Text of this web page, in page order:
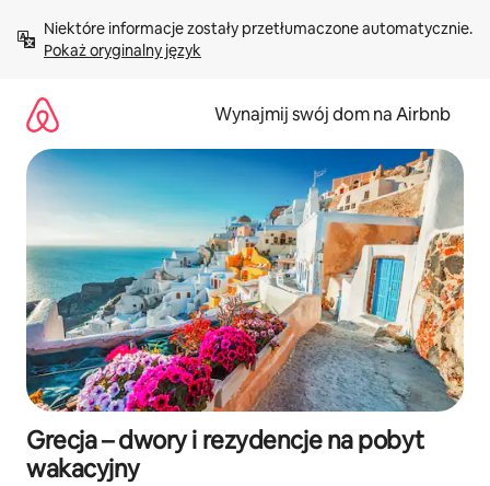
treści Pokaż oryginalny język
Wynajmij swój dom na Airbnb
Grecja – dwory i rezydencje na pobyt
wakacyjny